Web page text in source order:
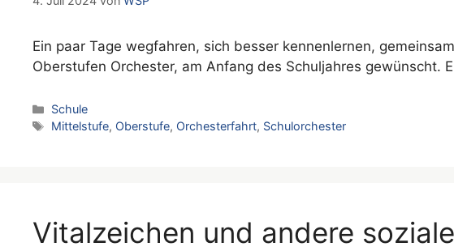
Ein paar Tage wegfahren, sich besser kennenlernen,
Oberstufen Orchester, am Anfang des Schuljahres gewünscht.
Kategorien
Schule
Schlagwörter
Mittelstufe, Oberstufe, Orchesterfahrt, Schulorchester
Vitalzeichen und andere